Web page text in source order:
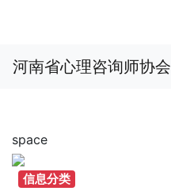
河南省心理咨询师协会
space
信息分类